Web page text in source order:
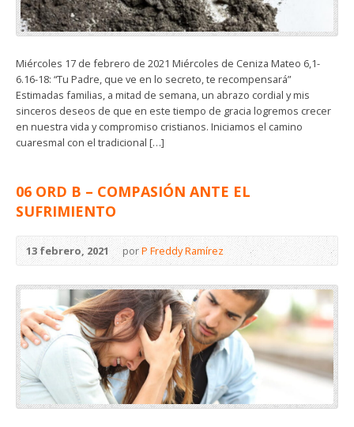
Miércoles 17 de febrero de 2021 Miércoles de Ceniza Mateo 6,1-
6.16-18: “Tu Padre, que ve en lo secreto, te recompensará”
Estimadas familias, a mitad de semana, un abrazo cordial y mis
sinceros deseos de que en este tiempo de gracia logremos crecer
en nuestra vida y compromiso cristianos. Iniciamos el camino
cuaresmal con el tradicional […]
06 ORD B – COMPASIÓN ANTE EL
SUFRIMIENTO
13 febrero, 2021 porP Freddy Ramírez